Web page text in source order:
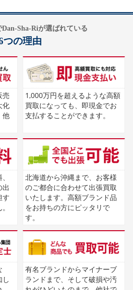
Sha-Riが選ばれている
つの理由
売
化
他
1,000万円を超えるような高額
買取になっても、即現金でお
支払することができます。
出
す
北海道から沖縄まで、お客様
のご都合に合わせて出張買取
いたします。高額ブランド品
をお持ちの方にピッタリで
す。
し
有名ブランドからマイナーブ
ランドまで、そして破損や汚